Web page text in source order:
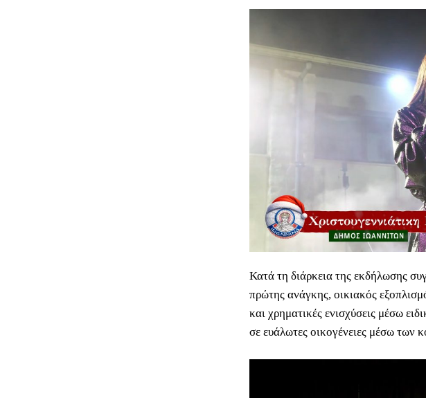
Κατά τη διάρκεια της εκδήλωσης
πρώτης ανάγκης, οικιακός
και χρηματικές ενισχύσεις μέσω
σε ευάλωτες οικογένειες μέσω των